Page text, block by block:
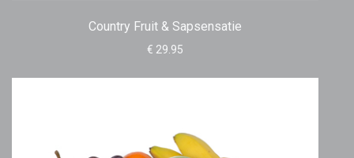
Country Fruit & Sapsensatie
€ 29.95